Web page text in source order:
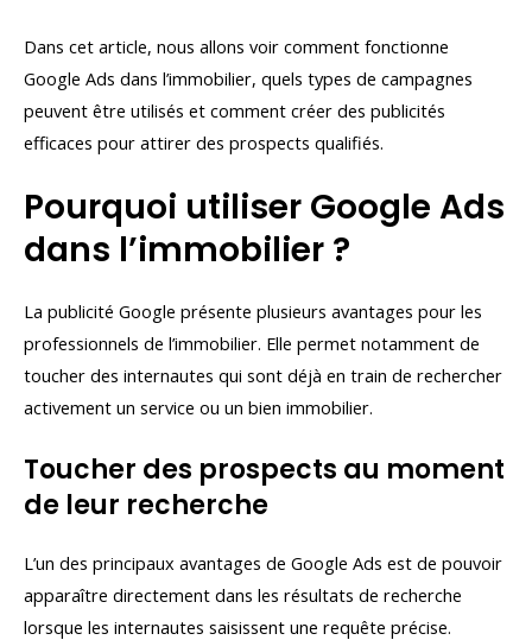
Dans cet article, nous allons voir comment fonctionne
Google Ads dans l’immobilier, quels types de campagnes
peuvent être utilisés et comment créer des publicités
efficaces pour attirer des prospects qualifiés.
Pourquoi utiliser Google Ads
dans l’immobilier ?
La publicité Google présente plusieurs avantages pour les
professionnels de l’immobilier. Elle permet notamment de
toucher des internautes qui sont déjà en train de rechercher
activement un service ou un bien immobilier.
Toucher des prospects au moment
de leur recherche
L’un des principaux avantages de Google Ads est de pouvoir
apparaître directement dans les résultats de recherche
lorsque les internautes saisissent une requête précise.